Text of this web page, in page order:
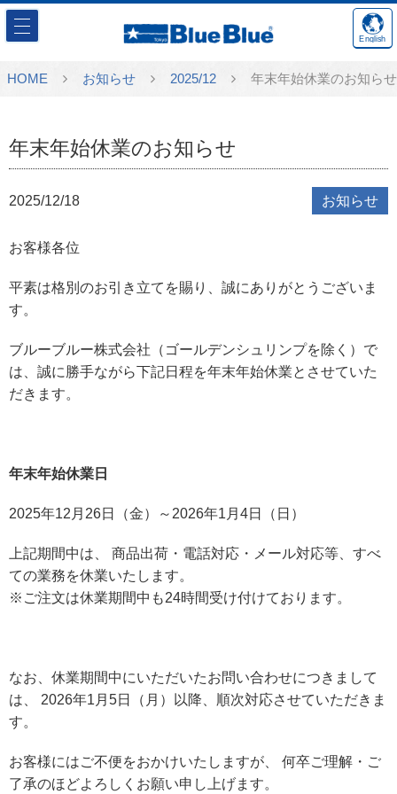
English
HOME お知らせ 2025/12 年末年始休業のお知らせ
年末年始休業のお知らせ
2025/12/18 お知らせ
お客様各位
平素は格別のお引き立てを賜り、誠にありがとうございま
す。
ブルーブルー株式会社（ゴールデンシュリンプを除く）で
は、誠に勝手ながら下記日程を年末年始休業とさせていた
だきます。
年末年始休業日
2025年12月26日（金）～2026年1月4日（日）
上記期間中は、 商品出荷・電話対応・メール対応等、すべ
ての業務を休業いたします。
※ご注文は休業期間中も24時間受け付けております。
なお、休業期間中にいただいたお問い合わせにつきまして
は、 2026年1月5日（月）以降、順次対応させていただきま
す。
お客様にはご不便をおかけいたしますが、 何卒ご理解・ご
了承のほどよろしくお願い申し上げます。